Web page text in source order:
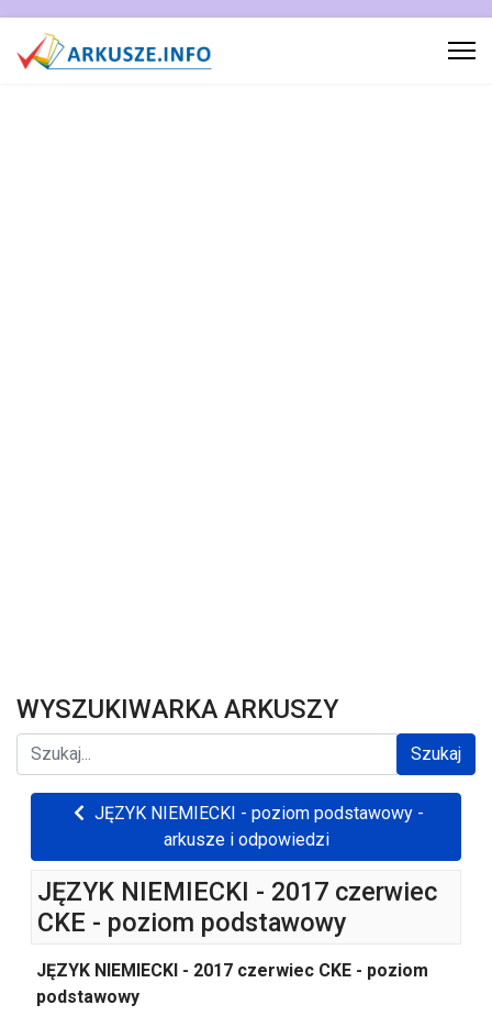
WYSZUKIWARKA ARKUSZY
Szukaj... Szukaj
JĘZYK NIEMIECKI - poziom podstawowy -
arkusze i odpowiedzi
JĘZYK NIEMIECKI - 2017 czerwiec
CKE - poziom podstawowy
JĘZYK NIEMIECKI - 2017 czerwiec CKE - poziom
podstawowy